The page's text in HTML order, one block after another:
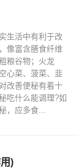
生活中有利于改
像富含膳食纤维
粮谷物；火龙
心菜、菠菜、韭
改善便秘有着十
吃什么能调理?如
，应多食...
)